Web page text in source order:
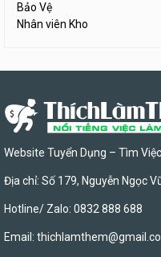
Bảo Vệ
Nhân viên Kho
Website Tuyển Dụng – Tìm
Địa chỉ: Số 179, Nguyễn Ngọc
Hotline/ Zalo: 0832 888 688
Email: